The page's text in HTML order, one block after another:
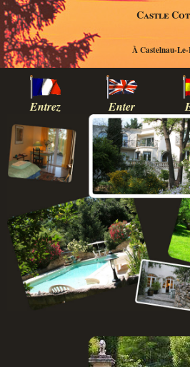
Castle
À Castelnau-
Entrez Enter